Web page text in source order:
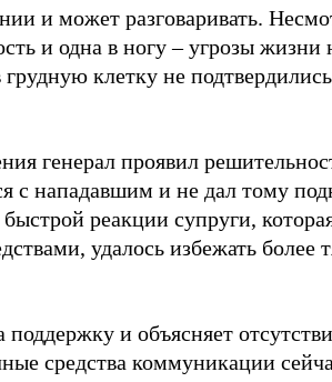
и может разговаривать.
и одна в ногу – угрозы жизни
клетку не
генерал проявил
с нападавшим и не дал тому
реакции супруги,
удалось избежать более
поддержку и объясняет
средства коммуникации